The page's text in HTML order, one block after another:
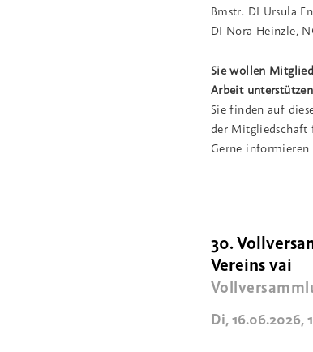
Bmstr. DI Ursula
DI Nora Heinzle,
Sie wollen
Arbeit
Sie finden auf
der Mitgliedschaft
Gerne informieren
30.
Vereins vai
Di, 16.06.2026,